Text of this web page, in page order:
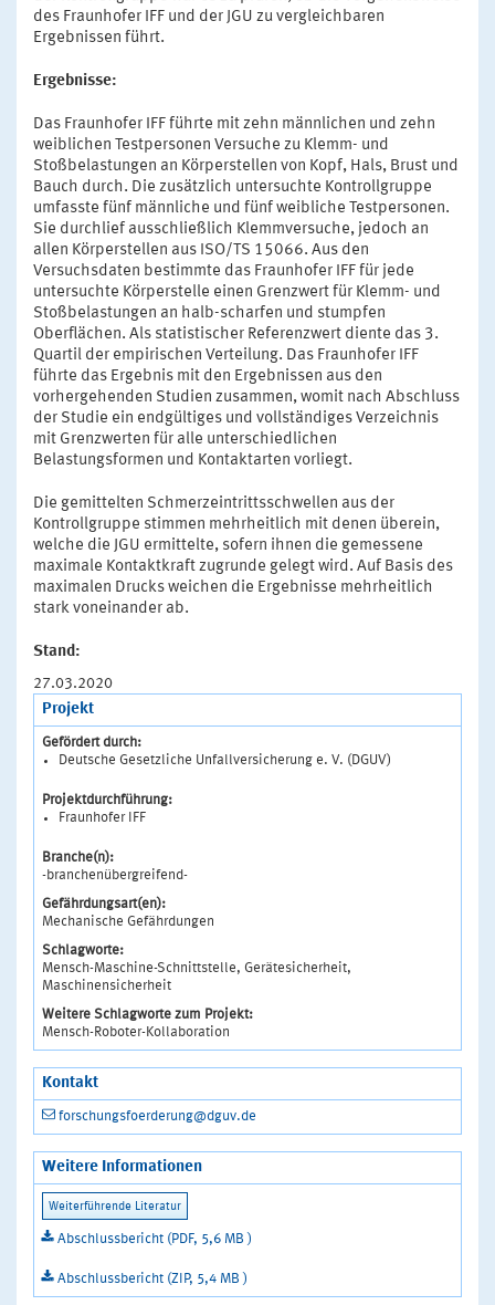
des Fraunhofer IFF und der JGU zu vergleichbaren
Ergebnissen führt.
Ergebnisse:
Das Fraunhofer IFF führte mit zehn männlichen und zehn
weiblichen Testpersonen Versuche zu Klemm- und
Stoßbelastungen an Körperstellen von Kopf, Hals, Brust und
Bauch durch. Die zusätzlich untersuchte Kontrollgruppe
umfasste fünf männliche und fünf weibliche Testpersonen.
Sie durchlief ausschließlich Klemmversuche, jedoch an
allen Körperstellen aus ISO/TS 15066. Aus den
Versuchsdaten bestimmte das Fraunhofer IFF für jede
untersuchte Körperstelle einen Grenzwert für Klemm- und
Stoßbelastungen an halb-scharfen und stumpfen
Oberflächen. Als statistischer Referenzwert diente das 3.
Quartil der empirischen Verteilung. Das Fraunhofer IFF
führte das Ergebnis mit den Ergebnissen aus den
vorhergehenden Studien zusammen, womit nach Abschluss
der Studie ein endgültiges und vollständiges Verzeichnis
mit Grenzwerten für alle unterschiedlichen
Belastungsformen und Kontaktarten vorliegt.
Die gemittelten Schmerzeintrittsschwellen aus der
Kontrollgruppe stimmen mehrheitlich mit denen überein,
welche die JGU ermittelte, sofern ihnen die gemessene
maximale Kontaktkraft zugrunde gelegt wird. Auf Basis des
maximalen Drucks weichen die Ergebnisse mehrheitlich
stark voneinander ab.
Stand:
27.03.2020
Projekt
Gefördert durch:
Deutsche Gesetzliche Unfallversicherung e. V. (DGUV)
Projektdurchführung:
Fraunhofer IFF
Branche(n):
-branchenübergreifend-
Gefährdungsart(en):
Mechanische Gefährdungen
Schlagworte:
Mensch-Maschine-Schnittstelle, Gerätesicherheit,
Maschinensicherheit
Weitere Schlagworte zum Projekt:
Mensch-Roboter-Kollaboration
Kontakt
forschungsfoerderung@dguv.de
Weitere Informationen
Abschlussbericht (PDF, 5,6 MB )
Abschlussbericht (ZIP, 5,4 MB )